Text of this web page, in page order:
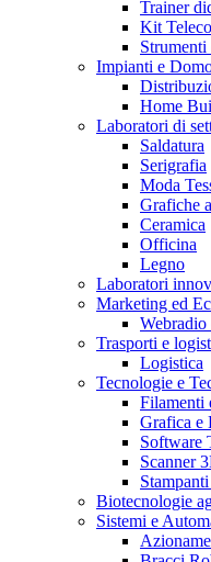
Trainer
Kit
Strumenti
Impianti e
Home
Laboratori di
Saldatura
Serigrafia
Moda
Grafiche
Ceramica
Officina
Legno
Laboratori
Marketing ed
Webradio
Trasporti e
Logistica
Tecnologie e
Filamenti
Grafica e
Software
Scanner
Biotecnologie
Sistemi e